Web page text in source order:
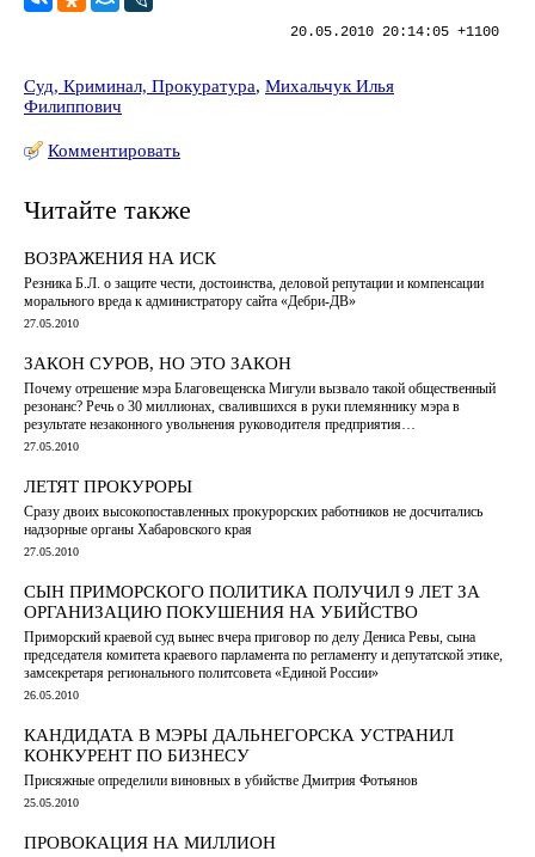
20.05.2010 20:14:05 +1100
Суд, Криминал, Прокуратура, Михальчук Илья
Филиппович
Комментировать
Читайте также
ВОЗРАЖЕНИЯ НА ИСК
Резника Б.Л. о защите чести, достоинства, деловой репутации и компенсации
морального вреда к администратору сайта «Дебри-ДВ»
27.05.2010
ЗАКОН СУРОВ, НО ЭТО ЗАКОН
Почему отрешение мэра Благовещенска Мигули вызвало такой общественный
резонанс? Речь о 30 миллионах, свалившихся в руки племяннику мэра в
результате незаконного увольнения руководителя предприятия…
27.05.2010
ЛЕТЯТ ПРОКУРОРЫ
Сразу двоих высокопоставленных прокурорских работников не досчитались
надзорные органы Хабаровского края
27.05.2010
СЫН ПРИМОРСКОГО ПОЛИТИКА ПОЛУЧИЛ 9 ЛЕТ ЗА
ОРГАНИЗАЦИЮ ПОКУШЕНИЯ НА УБИЙСТВО
Приморский краевой суд вынес вчера приговор по делу Дениса Ревы, сына
председателя комитета краевого парламента по регламенту и депутатской этике,
замсекретаря регионального политсовета «Единой России»
26.05.2010
КАНДИДАТА В МЭРЫ ДАЛЬНЕГОРСКА УСТРАНИЛ
КОНКУРЕНТ ПО БИЗНЕСУ
Присяжные определили виновных в убийстве Дмитрия Фотьянов
25.05.2010
ПРОВОКАЦИЯ НА МИЛЛИОН